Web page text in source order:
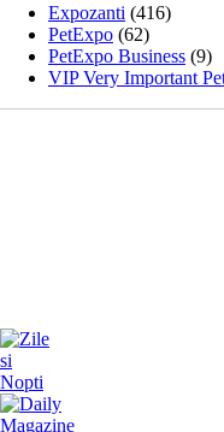
Expozanti (416)
PetExpo (62)
PetExpo Business (9)
VIP Very Important